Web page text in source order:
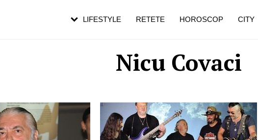
Nicu Covaci
LIFESTYLE RETETE HOROSCOP CITY
pe măsură ce înaintezi în vârstă
de dureroasă este investigația